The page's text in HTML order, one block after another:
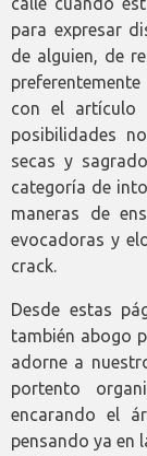
para expresar
de alguien, de
con el artículo
posibilidades
secas y
categoría de
maneras de
evocadoras y
crack.
Desde estas
también abogo
adorne a
portento
encarando el
pensando ya en